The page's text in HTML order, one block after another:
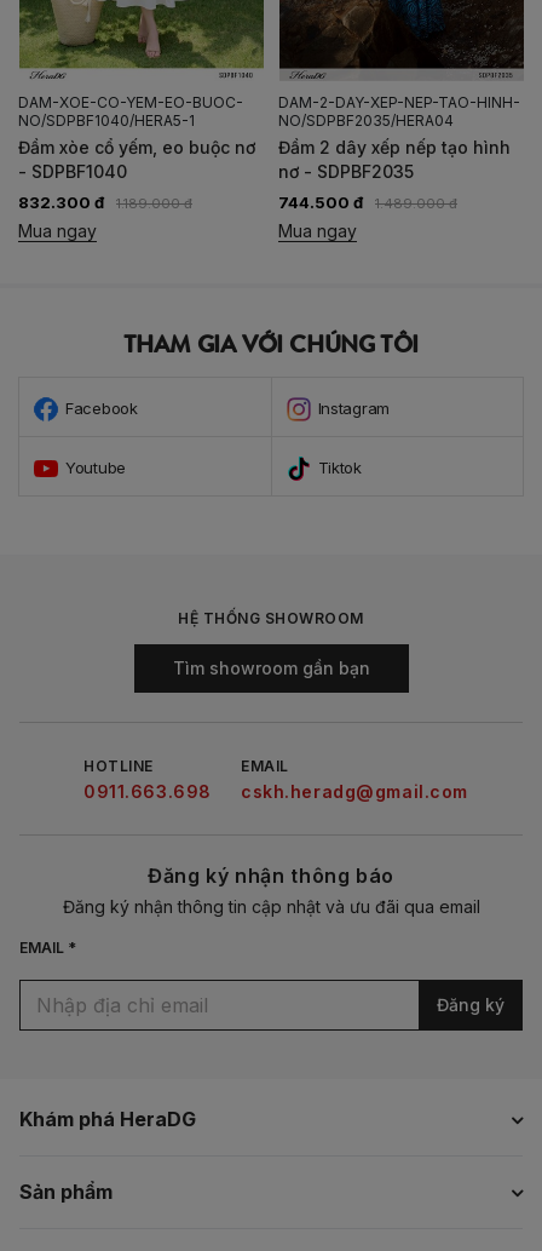
DAM-XOE-CO-YEM-EO-BUOC-
NO/SDPBF1040/HERA5-1
Đầm xòe cổ yếm, eo buộc nơ
- SDPBF1040
832.300 đ 1.189.000 đ
Mua ngay
DAM-2-DAY-XEP-NEP-TAO-HINH-
NO/SDPBF2035/HERA04
Đầm 2 dây xếp nếp tạo hình
nơ - SDPBF2035
744.500 đ 1.489.000 đ
Mua ngay
THAM GIA VỚI CHÚNG TÔI
Facebook Instagram
Youtube Tiktok
Khám phá HeraDG
Sản phẩm
HỆ THỐNG SHOWROOM
Tìm showroom gần bạn
HOTLINE
0911.663.698
EMAIL
cskh.heradg@gmail.com
Đăng ký nhận thông báo
Đăng ký nhận thông tin cập nhật và ưu đãi qua email
EMAIL *
Đăng ký